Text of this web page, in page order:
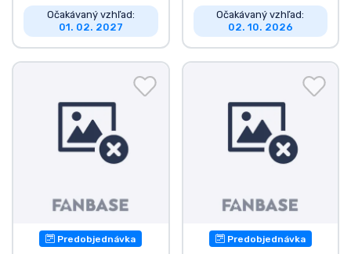
Očakávaný vzhľad:
01. 02. 2027
Očakávaný vzhľad:
02. 10. 2026
Predobjednávka Predobjednávka